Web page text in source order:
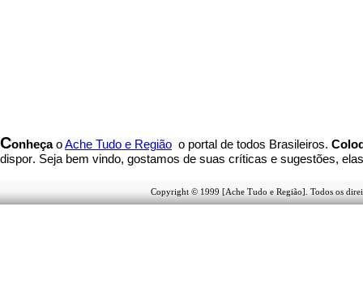
ConheçaoAche Tudo e Região o portal de todos Brasileiros.
dispor. Seja bem vindo, gostamos de suas críticas e sugestões,
Copyright © 1999 [Ache Tudo e Região]. Todos os